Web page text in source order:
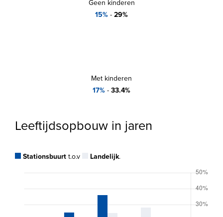
Geen kinderen
15% - 29%
Met kinderen
17% - 33.4%
Leeftijdsopbouw in jaren
Stationsbuurt t.o.v Landelijk.